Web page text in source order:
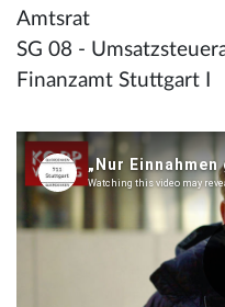
Amtsrat
SG 08 -
Finanzamt Stuttgart I